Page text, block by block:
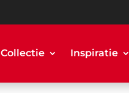
Collectie Inspiratie